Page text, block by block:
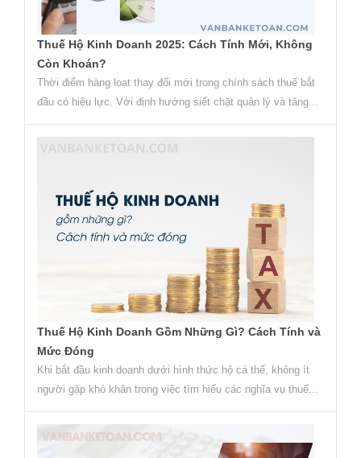
Thuế Hộ Kinh Doanh 2025: Cách Tính Mới, Không
Còn Khoán?
Thời điểm hàng loạt thay đổi mới trong chính sách thuế bắt
đầu có hiệu lực. Với định hướng siết chặt quản lý và tăng...
Thuế Hộ Kinh Doanh Gồm Những Gì? Cách Tính và
Mức Đóng
Khi bắt đầu kinh doanh dưới hình thức hộ cá thể, không ít
người gặp khó khăn trong việc tìm hiểu các nghĩa vụ thuế...